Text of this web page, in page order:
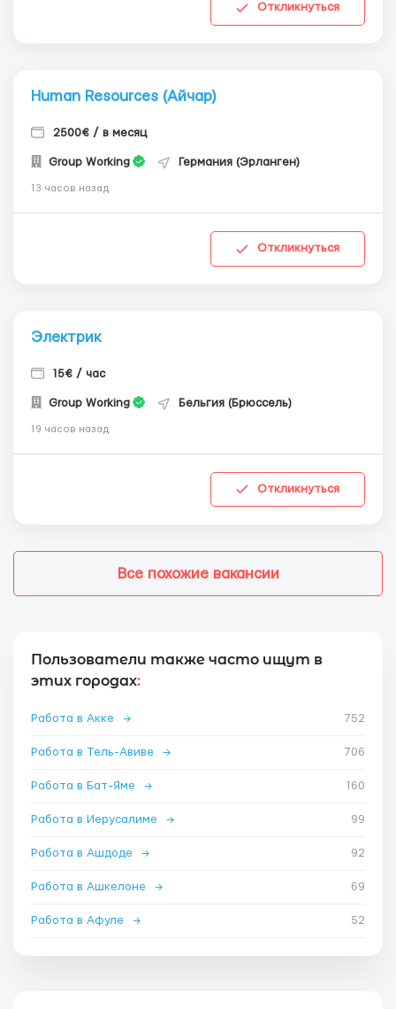
Откликнуться
Human Resources (Айчар)
2500€ / в месяц
Group Working Германия (Эрланген)
13 часов назад
Откликнуться
Электрик
15€ / час
Group Working Бельгия (Брюссель)
19 часов назад
Откликнуться
Все похожие вакансии
Пользователи также часто ищут в
этих городах:
Работа в Акке → 752
Работа в Тель-Авиве → 706
Работа в Бат-Яме → 160
Работа в Иерусалиме → 99
Работа в Ашдоде → 92
Работа в Ашкелоне → 69
Работа в Афуле → 52